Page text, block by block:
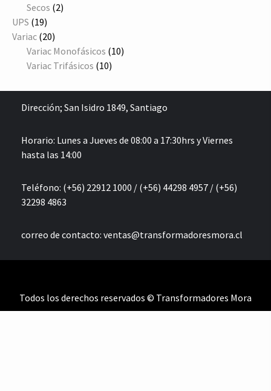
Secos 22
UPS 1919
productos
Variac 2020
productos
Variac Monofásicos 1010
Variac Trifásicos 1010
Dirección; San Isidro 1849, Santiago
Horario: Lunes a Jueves de 08:00 a 17:30hrs y Viernes
hasta las 14:00
Teléfono: (+56) 22912 1000 / (+56) 44298 4957 / (+56)
32298 4863
correo de contacto: ventas@transformadoresmora.cl
Todos los derechos reservados © Transformadores Mora